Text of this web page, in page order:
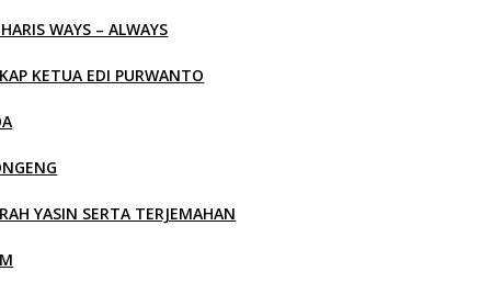
WAYS – ALWAYS
KETUA EDI PURWANTO
YASIN SERTA TERJEMAHAN